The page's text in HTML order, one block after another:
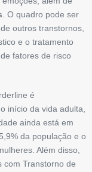
. O quadro pode ser
outros transtornos,
e o tratamento
fatores de risco
é
início da vida adulta,
ainda está em
da população e o
Além disso,
com Transtorno de